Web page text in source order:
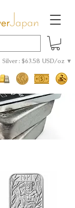
Silver : $63.58 USD/oz ▼